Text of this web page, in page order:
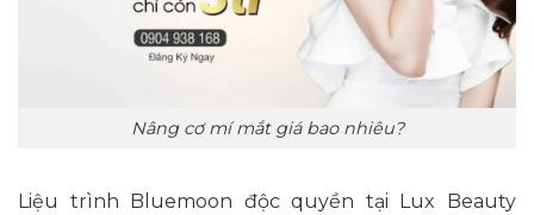
Nâng cơ mí mắt giá bao nhiêu?
Liệu trình Bluemoon độc quyền tại Lux Beauty